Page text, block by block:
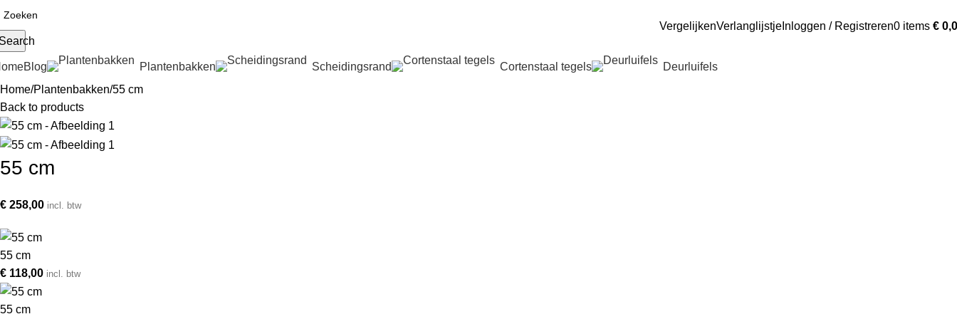
VergelijkenVerlanglijstje Inloggen / Registreren0 items €
Blog Plantenbakken Scheidingsrand Cortenstaal tegels
Deurluifels
Home Plantenbakken 55 cm
Back to products
55 cm
€ 258,00 incl. btw
55 cm
€ 118,00 incl. btw
55 cm